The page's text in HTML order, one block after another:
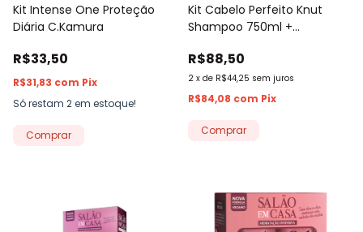
Kit Intense One Proteção
Diária C.Kamura
R$33,50
R$31,83 com Pix
Só restam 2em estoque!
Kit Cabelo Perfeito Knut
Shampoo 750ml +
R$88,50
2 x de R$44,25 sem juros
R$84,08 com Pix